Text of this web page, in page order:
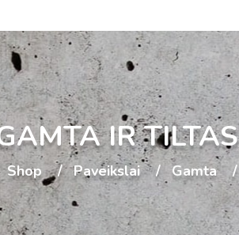
IR TILTAS
Shop Paveikslai Gamta